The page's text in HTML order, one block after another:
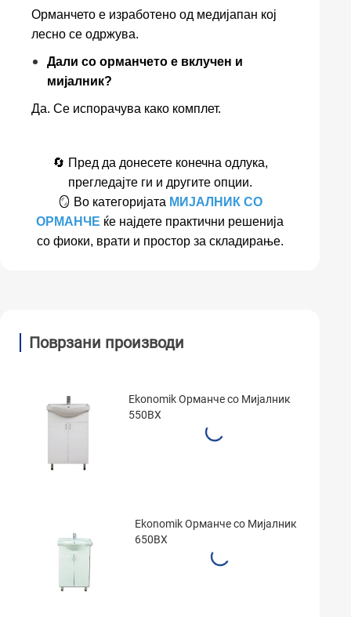
Орманчето е изработено од медијапан кој
лесно се одржува.
Дали со орманчето е вклучен и
мијалник?
Да. Се испорачува како комплет.
🔄 Пред да донесете конечна одлука,
прегледајте ги и другите опции.
🪞 Во категоријата МИЈАЛНИК СО
ОРМАНЧЕ ќе најдете практични решенија
со фиоки, врати и простор за складирање.
Поврзани производи
Ekonomik Oрманче со Мијалник
550BX
Ekonomik Орманче со Мијалник
650BX